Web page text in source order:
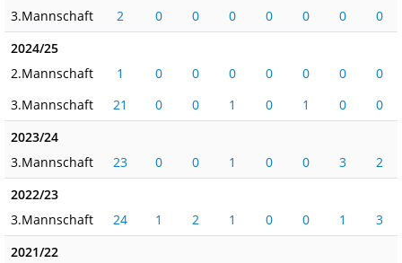
3.Mannschaft
2 0 0 0 0 0 0
0
2024/25
2.Mannschaft
1 0 0 0 0 0 0
0
3.Mannschaft
21 0 0 1 0 1 0
0
2023/24
3.Mannschaft
23 0 0 1 0 0 3
2
2022/23
3.Mannschaft
24 1 2 1 0 0 1
3
2021/22